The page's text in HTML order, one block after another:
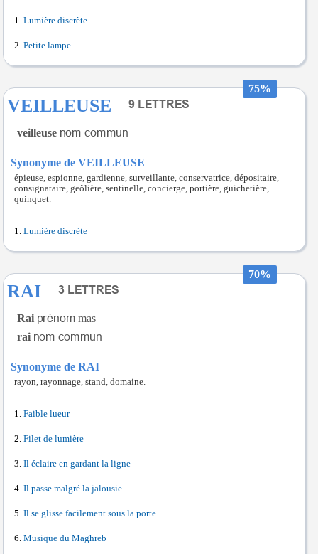
Lumière discrète
Petite lampe
75%
VEILLEUSE
veilleuse
Synonyme de VEILLEUSE
épieuse, espionne, gardienne, surveillante, conservatrice, dépositaire,
consignataire, geôlière, sentinelle, concierge, portière, guichetière,
quinquet.
Lumière discrète
70%
RAI
Rai
mas
rai
Synonyme de RAI
rayon, rayonnage, stand, domaine.
Faible lueur
Filet de lumière
Il éclaire en gardant la ligne
Il passe malgré la jalousie
Il se glisse facilement sous la porte
Musique du Maghreb